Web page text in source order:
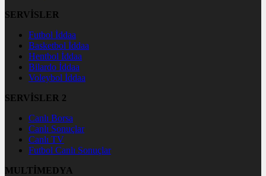
SERVİSLER
Futbol İddaa
Basketbol İddaa
Hentbol İddaa
Bilardo İddaa
Voleybol İddaa
SERVİSLER 2
Canlı Borsa
Canlı Sonuçlar
Canlı TV
Futbol Canlı Sonuçlar
MULTİMEDYA